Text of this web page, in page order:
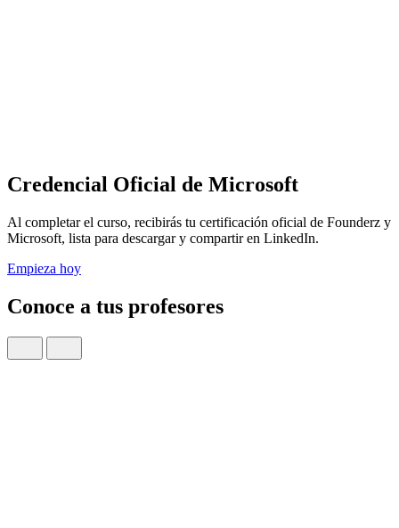
Credencial Oficial de Microsoft
Al completar el curso, recibirás tu certificación oficial de Founderz y
Microsoft, lista para descargar y compartir en LinkedIn.
Empieza hoy
Conoce a tus profesores